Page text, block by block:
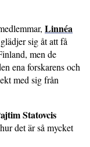
Linnéa
sig åt att få
men de
ena forskarens och
med sig från
Statovcis
det är så mycket